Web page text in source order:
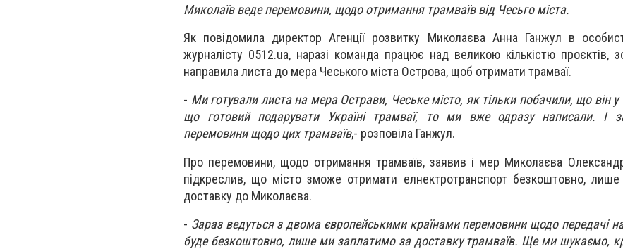
Миколаїв веде перемовини, щодо отримання трамваїв від Чесьго міста.
Як повідомила директор Агенції розвитку Миколаєва Анна Ганжул в
журналісту 0512.ua, наразі команда працює над великою кількістю проєктів,
направила листа до мера Чеського міста Острова, щоб отримати трамваї.
- Ми готували листа на мера Острави, Чеське місто, як тільки побачили, що він у
що готовий подарувати Україні трамваї, то ми вже одразу написали. І
перемовини щодо цих трамваїв,- розповіла Ганжул.
Про перемовини, щодо отримання трамваїв, заявив і мер Миколаєва
підкреслив, що місто зможе отримати елнектротранспорт безкоштовно,
доставку до Миколаєва.
- Зараз ведуться з двома європейськими країнами перемовини щодо передачі
буде безкоштовно, лише ми заплатимо за доставку трамваїв. Ще ми шукаємо,